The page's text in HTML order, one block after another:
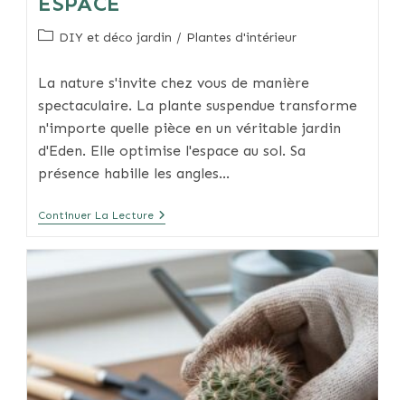
PostDIY et déco jardin / Plantes d'intérieur
La nature s'invite chez vous de manière
spectaculaire. La plante suspendue transforme
n'importe quelle pièce en un véritable jardin
d'Eden. Elle optimise l'espace au sol. Sa
présence habille les angles…
Continuer La LecturePlante
Suspendue
Transformez
Votre
Espace